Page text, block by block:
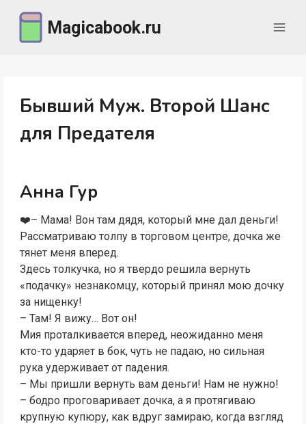
содержимому
Magicabook.ru
Бывший Муж. Второй Шанс
для Предателя
Анна Гур
❤️– Мама! Вон там дядя, который мне дал деньги!
Рассматриваю толпу в торговом центре, дочка же
тянет меня вперед.
Здесь толкучка, но я твердо решила вернуть
«подачку» незнакомцу, который принял мою дочку
за нищенку!
– Там! Я вижу… Вот он!
Мия проталкивается вперед, неожиданно меня
кто-то ударяет в бок, чуть не падаю, но сильная
рука удерживает от падения.
– Мы пришли вернуть вам деньги! Нам не нужно!
– бодро проговаривает дочка, а я протягиваю
крупную купюру, как вдруг замираю, когда взгляд